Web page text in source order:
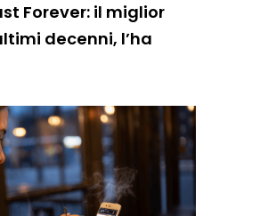
Forever: il miglior
decenni, l’ha